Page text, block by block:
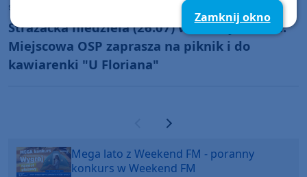
sobota, 25 lipca 2026, 09:28
Strażacka niedziela (26.07) w Charzykowach.
Miejscowa OSP zaprasza na piknik i do
kawiarenki "U Floriana"
Poprzednia strona
Następna strona
Mega lato z Weekend FM - poranny
konkurs w Weekend FM
Zamknij okno